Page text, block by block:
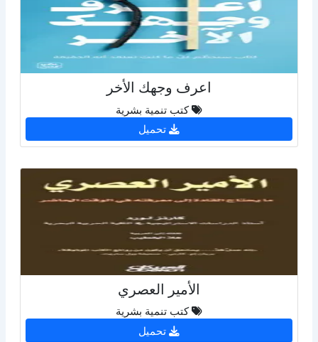
اعرف وجهك الأخر
كتب تنمية بشرية
تحميل
الأمير العصري
كتب تنمية بشرية
تحميل